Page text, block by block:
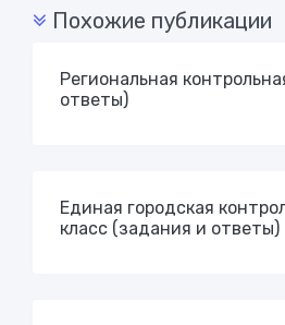
Похожие публикации
Региональная
ответы)
Единая городская
класс (задания и ответы)